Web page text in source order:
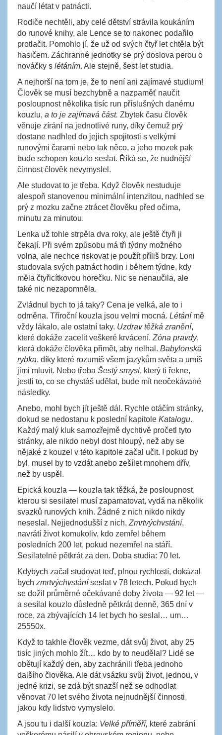
naučí létat v patnácti.
Rodiče nechtěli, aby celé dětství strávila koukáním
do runové knihy, ale Lence se to nakonec podařilo
protlačit. Pomohlo jí, že už od svých čtyř let chtěla být
hasičem. Záchranné jednotky se prý doslova perou o
nováčky s létáním. Ale stejně, šest let studia.
A nejhorší na tom je, že to není ani zajímavé studium!
Člověk se musí bezchybně a nazpaměť naučit
posloupnost několika tisíc run příslušných danému
kouzlu, a to je zajímavá část. Zbytek času člověk
věnuje zírání na jednotlivé runy, díky čemuž prý
dostane nadhled do jejich spojitosti s velkými
runovými čarami nebo tak něco, a jeho mozek pak
bude schopen kouzlo seslat. Říká se, že nudnější
činnost člověk nevymyslel.
Ale studovat to je třeba. Když člověk nestuduje
alespoň stanovenou minimální intenzitou, nadhled se
prý z mozku začne ztrácet člověku před očima,
minutu za minutou.
Lenka už tohle strpěla dva roky, ale ještě čtyři ji
čekají. Při svém způsobu má tři týdny možného
volna, ale nechce riskovat je použít příliš brzy. Loni
studovala svých patnáct hodin i během týdne, kdy
měla čtyřicítkovou horečku. Nic se nenaučila, ale
také nic nezapomněla.
Zvládnul bych to já taky? Cena je velká, ale to i
odměna. Tříroční kouzla jsou velmi mocná. Létánímě
vždy lákalo, ale ostatní taky. Uzdrav těžká zranění,
které dokáže zacelit veškeré krvácení. Zóna pravdy,
která dokáže člověka přimět, aby nelhal. Babylonská
rybka, díky které rozumíš všem jazykům světa a umíš
jimi mluvit. Nebo třeba Šestý smysl, který ti řekne,
jestli to, co se chystáš udělat, bude mít neočekávané
následky.
Anebo, mohl bych jít ještě dál. Rychle otáčím stránky,
dokud se nedostanu k poslední kapitole Katalogu.
Každý malý kluk samozřejmě dychtivě pročetl tyto
stránky, ale nikdo nebyl dost hloupý, než aby se
nějaké z kouzel v této kapitole začal učit. I pokud by
byl, musel by to vzdát anebo zešílet mnohem dřív,
než by uspěl.
Epická kouzla — kouzla tak těžká, že posloupnost,
kterou si sesilatel musí zapamatovat, vydá na několik
svazků runových knih. Žádné z nich nikdo nikdy
neseslal. Nejjednodušší z nich, Zmrtvýchvstání,
navrátí život komukoliv, kdo zemřel během
posledních 200 let, pokud nezemřel na stáří.
Sesilatelné pětkrát za den. Doba studia: 70 let.
Kdybych začal studovat teď, plnou rychlostí, dokázal
bych zmrtvýchvstáníseslat v 78 letech. Pokud bych
se dožil průměrné očekávané doby života — 92 let —
a sesílal kouzlo důsledně pětkrát denně, 365 dní v
roce, za zbývajících 14 let bych ho seslal… um…
25550x.
Když to takhle člověk vezme, dát svůj život, aby 25
tisíc jiných mohlo žít… kdo by to neudělal? Lidé se
obětují každý den, aby zachránili třeba jednoho
dalšího člověka. Ale dát vsázku svůj život, jednou, v
jedné krizi, se zdá být snazší než se odhodlat
věnovat 70 let svého života nejnudnější činnosti,
jakou kdy lidstvo vymyslelo.
A jsou tu i další kouzla: Velké příměří, které zabrání